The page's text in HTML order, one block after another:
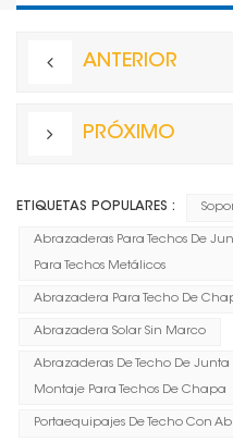
ANTERIOR
PRÓXIMO
ETIQUETAS POPULARES :
Abrazaderas Para Techos De
Para Techos Metálicos
Abrazadera Para Techo De
Abrazadera Solar Sin Marco
Abrazaderas De Techo De Junta
Montaje Para Techos De Chapa
Portaequipajes De Techo Con